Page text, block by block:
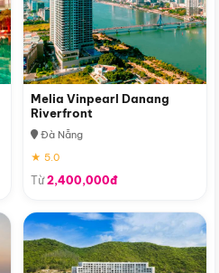
Melia Vinpearl Danang
Riverfront
Đà Nẵng
★ 5.0
Từ2,400,000đ